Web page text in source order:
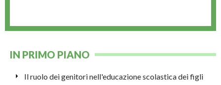
IN PRIMO PIANO
Il ruolo dei genitori nell'educazione scolastica dei figli